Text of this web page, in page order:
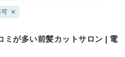
可
ミが多い前髪カットサロン | 電